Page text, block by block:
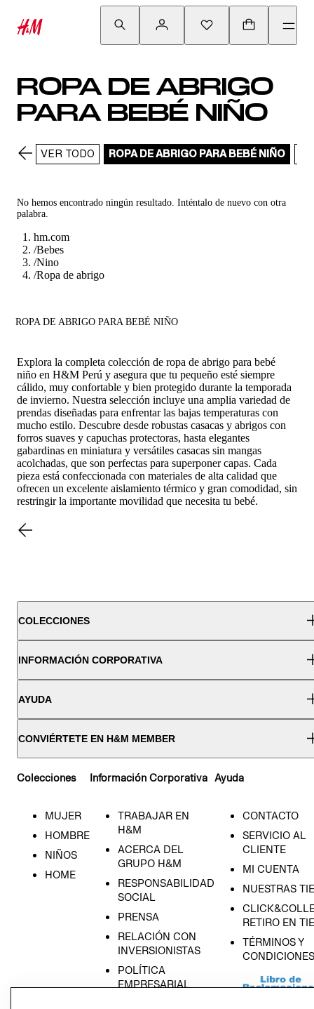
ROPA DE ABRIGO
PARA BEBÉ NIÑO
VER TODO ROPA DE ABRIGO PARA BEBÉ NIÑO
No hemos encontrado ningún resultado. Inténtalo de nuevo con otra
palabra.
hm.com
/Bebes
/Nino
/Ropa de abrigo
ROPA DE ABRIGO PARA BEBÉ NIÑO
Explora la completa colección de ropa de abrigo para bebé
niño en H&M Perú y asegura que tu pequeño esté siempre
cálido, muy confortable y bien protegido durante la temporada
de invierno. Nuestra selección incluye una amplia variedad de
prendas diseñadas para enfrentar las bajas temperaturas con
mucho estilo. Descubre desde robustas casacas y abrigos con
forros suaves y capuchas protectoras, hasta elegantes
gabardinas en miniatura y versátiles casacas sin mangas
acolchadas, que son perfectas para superponer capas. Cada
pieza está confeccionada con materiales de alta calidad que
ofrecen un excelente aislamiento térmico y gran comodidad, sin
restringir la importante movilidad que necesita tu bebé.
COLECCIONES
INFORMACIÓN CORPORATIVA
AYUDA
CONVIÉRTETE EN H&M MEMBER
Colecciones
MUJER
HOMBRE
NIÑOS
HOME
Información Corporativa
TRABAJAR EN
H&M
ACERCA DEL
GRUPO H&M
RESPONSABILIDAD
SOCIAL
PRENSA
RELACIÓN CON
INVERSIONISTAS
POLÍTICA
EMPRESARIAL
Ayuda
CONTACTO
SERVICIO AL
CLIENTE
MI CUENTA
NUESTRAS
RETIRO EN
TÉRMINOS Y
CONDICIONES